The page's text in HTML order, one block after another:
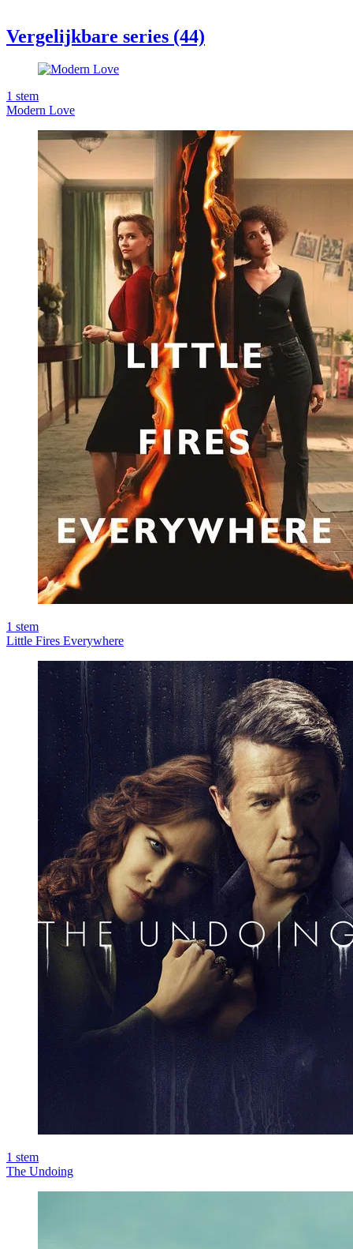
Vergelijkbare series (44)
1 stem
Modern Love
1 stem
Little Fires Everywhere
1 stem
The Undoing